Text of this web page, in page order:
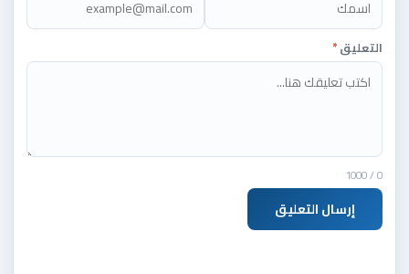
التعليق*
0
/ 1000
إرسال التعليق